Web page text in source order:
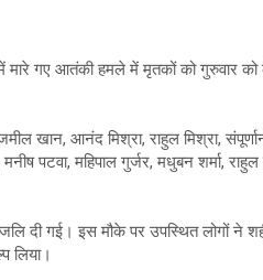
गए आतंकी हमले में मृतकों को गुरुवार को
खान, आनंद मिश्रा, राहुल मिश्रा,
पटवा, महिपाल गुर्जर, मधुबन शर्मा,
दी गई। इस मौके पर उपस्थित लोगों ने
लिया।